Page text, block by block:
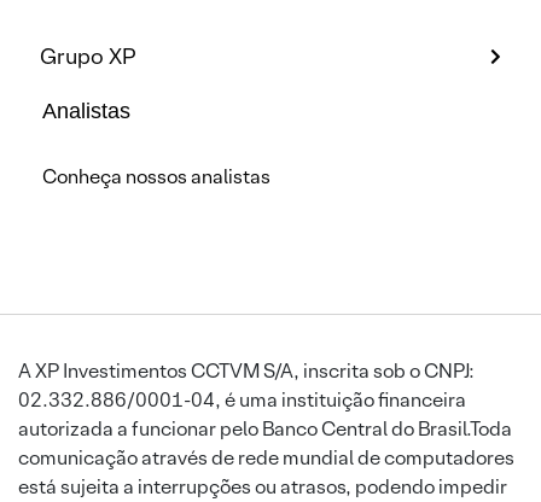
Grupo XP
Analistas
Conheça nossos analistas
A XP Investimentos CCTVM S/A, inscrita sob o CNPJ:
02.332.886/0001-04, é uma instituição financeira
autorizada a funcionar pelo Banco Central do Brasil.Toda
comunicação através de rede mundial de computadores
está sujeita a interrupções ou atrasos, podendo impedir